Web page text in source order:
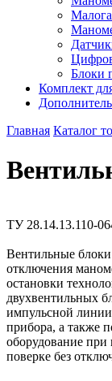
Блоки
Комплект
Главная Каталог
ТУ 28.14.13.110-
Вентильные
отключения
остановки
двухвентильных
импульсной
прибора, а также
оборудование при
поверке без